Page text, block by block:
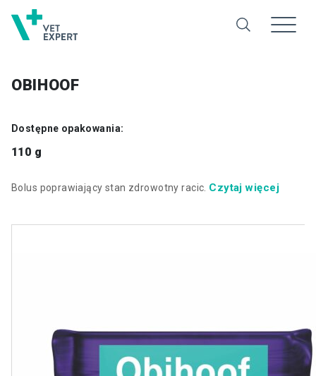
OBIHOOF
Dostępne opakowania:
110 g
Bolus poprawiający stan zdrowotny racic. Czytaj więcej